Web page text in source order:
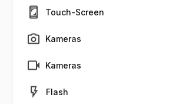
Touch-Screen
Kameras
Kameras
Flash